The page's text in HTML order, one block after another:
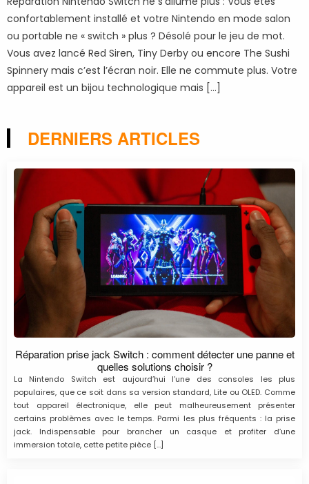
confortablement installé et votre Nintendo en mode salon
ou portable ne « switch » plus ? Désolé pour le jeu de mot.
Vous avez lancé Red Siren, Tiny Derby ou encore The Sushi
Spinnery mais c’est l’écran noir. Elle ne commute plus. Votre
appareil est un bijou technologique mais […]
DERNIERS ARTICLES
Réparation prise jack Switch : comment détecter une panne et
quelles solutions choisir ?
La Nintendo Switch est aujourd’hui l’une des consoles les plus
populaires, que ce soit dans sa version standard, Lite ou OLED. Comme
tout appareil électronique, elle peut malheureusement présenter
certains problèmes avec le temps. Parmi les plus fréquents : la prise
jack. Indispensable pour brancher un casque et profiter d’une
immersion totale, cette petite pièce […]